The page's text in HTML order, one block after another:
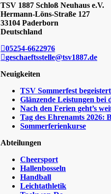
TSV 1887 Schloß Neuhaus e.V.
Hermann-Löns-Straße 127
33104 Paderborn
Deutschland
05254-6622976
geschaeftsstelle@tsv1887.de
Neuigkeiten
TSV Sommerfest
Glänzende Leistungen bei
Nach den Ferien geht’s
Tag des Ehrenamts 2026:
Sommerferienkurse
Abteilungen
Cheersport
Hallenbosseln
Handball
Leichtathletik